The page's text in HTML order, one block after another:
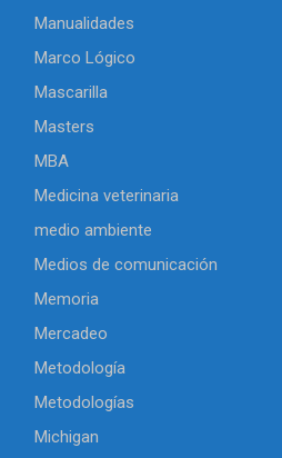
Manualidades
Marco Lógico
Mascarilla
Masters
MBA
Medicina veterinaria
medio ambiente
Medios de comunicación
Memoria
Mercadeo
Metodología
Metodologías
Michigan